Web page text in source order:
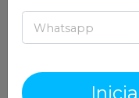
Anterior